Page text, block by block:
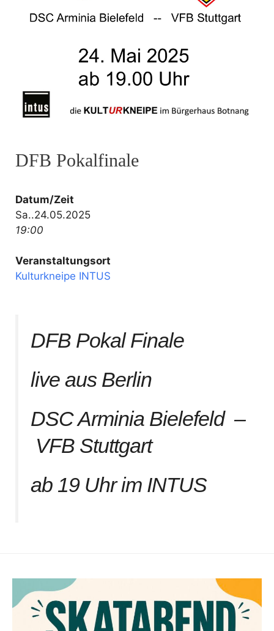
DFB Pokalfinale
Datum/Zeit
Sa..24.05.2025
19:00
Veranstaltungsort
Kulturkneipe INTUS
DFB Pokal Finale
live aus Berlin
DSC Arminia Bielefeld –
VFB Stuttgart
ab 19 Uhr im INTUS